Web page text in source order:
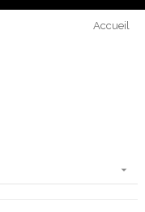
Accueil
